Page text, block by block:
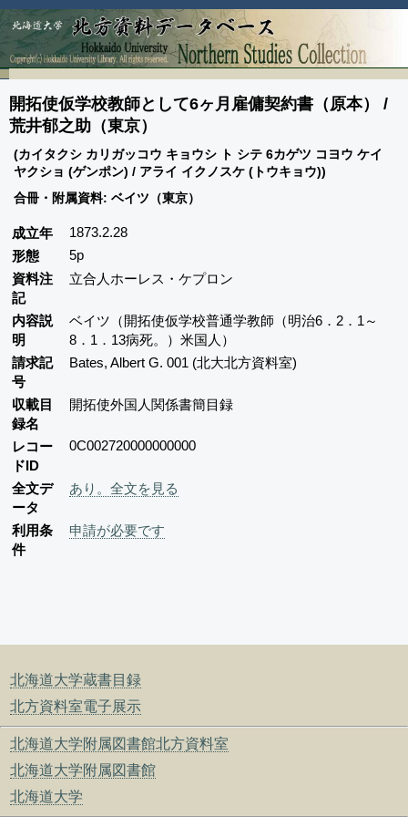
北海道大学蔵書目録
北方資料室電子展示
北海道大学附属図書館北方資料室
北海道大学附属図書館
北海道大学
開拓使仮学校教師として6ヶ月雇傭契約書（原本） /
荒井郁之助（東京）
(カイタクシ カリガッコウ キョウシ ト シテ 6カゲツ コヨウ ケイ
ヤクショ (ゲンポン) / アライ イクノスケ (トウキョウ))
合冊・附属資料: ベイツ（東京）
成立年
1873.2.28
形態
5p
資料注
記
立合人ホーレス・ケプロン
内容説
明
ベイツ（開拓使仮学校普通学教師（明治6．2．1～
8．1．13病死。）米国人）
請求記
号
Bates, Albert G. 001 (北大北方資料室)
収載目
録名
開拓使外国人関係書簡目録
レコー
ドID
0C002720000000000
全文デ
ータ
あり。全文を見る
利用条
件
申請が必要です